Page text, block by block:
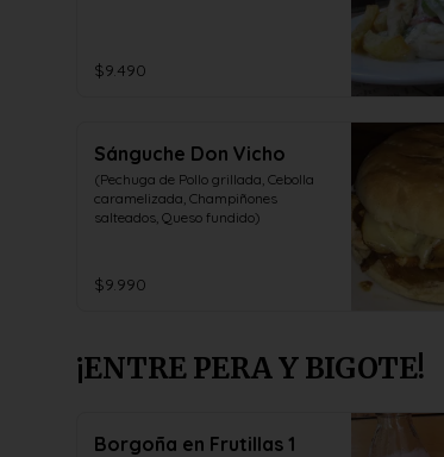
$9.490
Sánguche Don Vicho
(Pechuga de Pollo grillada, Cebolla
caramelizada, Champiñones
salteados, Queso fundido)
$9.990
¡ENTRE PERA Y BIGOTE!
Borgoña en Frutillas 1